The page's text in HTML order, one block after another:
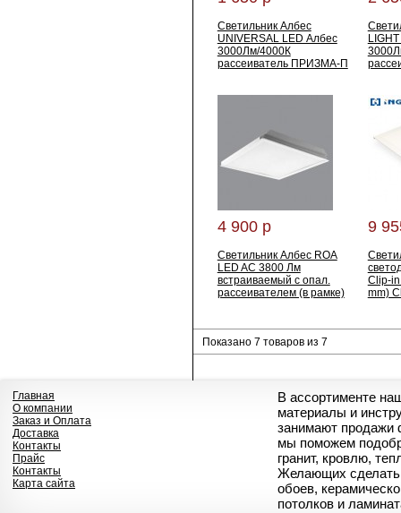
Светильник Албес
UNIVERSAL LED Албес
3000Лм/4000К
рассеиватель ПРИЗМА-П
4 900 р
Светильник Албес RОA
LED AC 3800 Лм
встраиваемый с опал.
рассеивателем (в рамке)
9
Clip-
mm)
Показано 7 товаров из 7
Главная
О компании
Заказ и Оплата
Доставка
Контакты
Прайс
Контакты
Карта сайта
В ассортименте
материалы и
занимают продажи
мы поможем
гранит, кровлю,
Желающих сделать
обоев,
потолков и